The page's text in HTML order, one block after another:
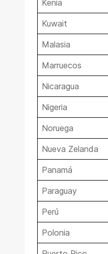
Kenia
Kuwait
Malasia
Marruecos
Nicaragua
Nigeria
Noruega
Nueva Zelanda
Panamá
Paraguay
Perú
Polonia